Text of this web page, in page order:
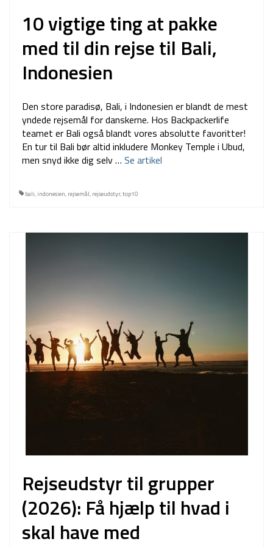
10 vigtige ting at pakke
med til din rejse til Bali,
Indonesien
Den store paradisø, Bali, i Indonesien er blandt de mest
yndede rejsemål for danskerne. Hos Backpackerlife
teamet er Bali også blandt vores absolutte favoritter!
En tur til Bali bør altid inkludere Monkey Temple i Ubud,
men snyd ikke dig selv … Se artikel
bali, indonesien, rejsemål, rejseudstyr,top10
Rejseudstyr til grupper
(2026): Få hjælp til hvad i
skal have med